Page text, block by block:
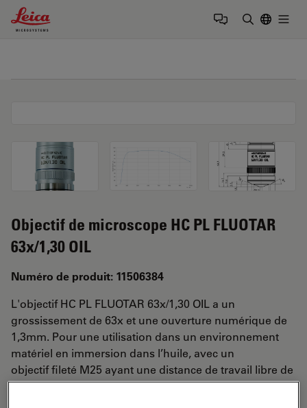
Leica Microsystems Logo
Objectif de microscope HC PL FLUOTAR
63x/1,30 OIL
Numéro de produit: 11506384
L'objectif HC PL FLUOTAR 63x/1,30 OIL a un
grossissement de 63x et une ouverture numérique de
1,3mm. Pour une utilisation dans un environnement
matériel en immersion dans l’huile, avec un
objectif fileté M25 ayant une distance de travail libre de
0,16 mm et un NC (numéro de champ) de 24.